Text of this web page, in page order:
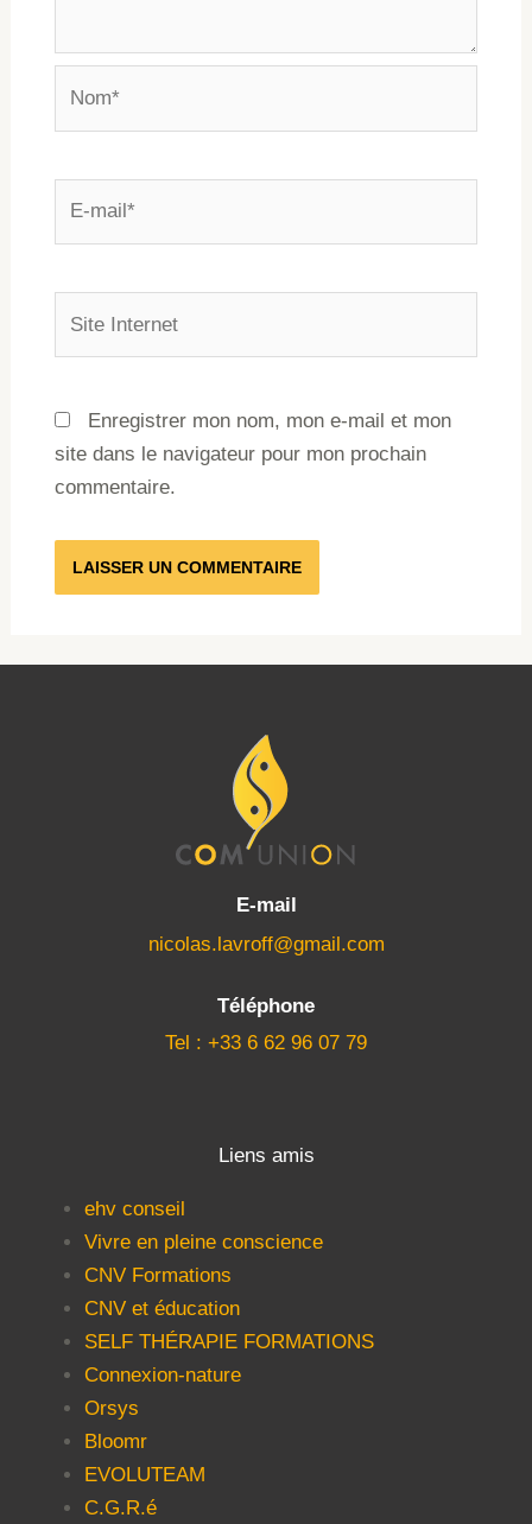
Enregistrer mon nom, mon e-mail et mon
site dans le navigateur pour mon prochain
commentaire.
E-mail
nicolas.lavroff@gmail.com
Téléphone
Tel : +33 6 62 96 07 79
Liens amis
ehv conseil
Vivre en pleine conscience
CNV Formations
CNV et éducation
SELF THÉRAPIE FORMATIONS
Connexion-nature
Orsys
Bloomr
EVOLUTEAM
C.G.R.é